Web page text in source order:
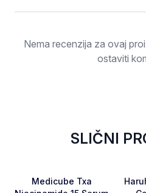
Nema recenzija za ovaj
ostaviti
SLIČNI
Favorite
Medicube Txa